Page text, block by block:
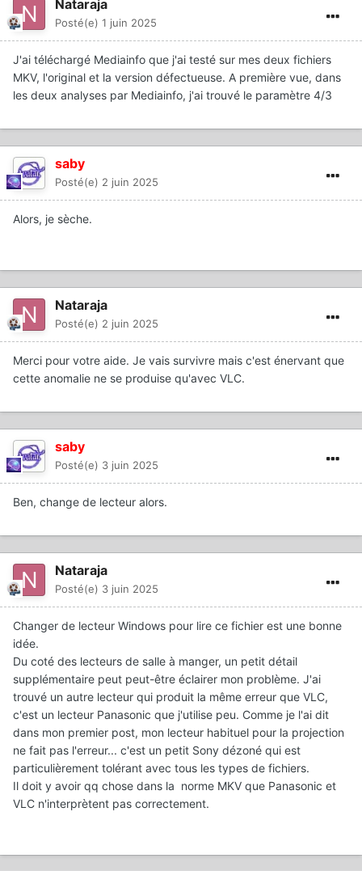
Nataraja
Posté(e) 1 juin 2025
J'ai téléchargé Mediainfo que j'ai testé sur mes deux fichiers
MKV, l'original et la version défectueuse. A première vue, dans
les deux analyses par Mediainfo, j'ai trouvé le paramètre 4/3
saby
Posté(e) 2 juin 2025
Alors, je sèche.
Nataraja
Posté(e) 2 juin 2025
Merci pour votre aide. Je vais survivre mais c'est énervant que
cette anomalie ne se produise qu'avec VLC.
saby
Posté(e) 3 juin 2025
Ben, change de lecteur alors.
Nataraja
Posté(e) 3 juin 2025
Changer de lecteur Windows pour lire ce fichier est une bonne
idée.
Du coté des lecteurs de salle à manger, un petit détail
supplémentaire peut peut-être éclairer mon problème. J'ai
trouvé un autre lecteur qui produit la même erreur que VLC,
c'est un lecteur Panasonic que j'utilise peu. Comme je l'ai dit
dans mon premier post, mon lecteur habituel pour la projection
ne fait pas l'erreur... c'est un petit Sony dézoné qui est
particulièrement tolérant avec tous les types de fichiers.
Il doit y avoir qq chose dans la norme MKV que Panasonic et
VLC n'interprètent pas correctement.